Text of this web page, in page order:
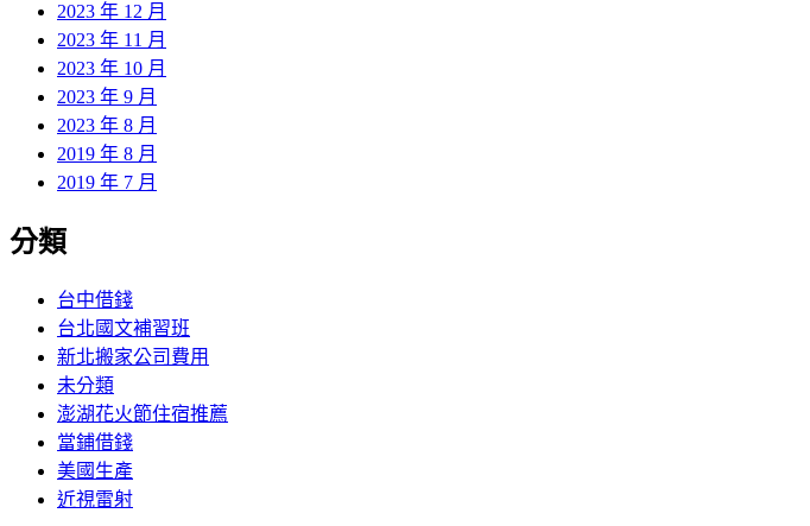
2023 年 12 月
2023 年 11 月
2023 年 10 月
2023 年 9 月
2023 年 8 月
2019 年 8 月
2019 年 7 月
分類
台中借錢
台北國文補習班
新北搬家公司費用
未分類
澎湖花火節住宿推薦
當鋪借錢
美國生產
近視雷射